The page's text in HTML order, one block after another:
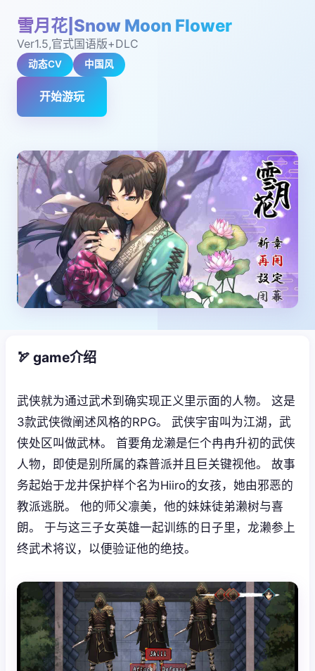
雪月花|Snow Moon Flower
Ver1.5,官式国语版+DLC
动态CV 中国风
开始游玩
🏹 game介绍
武侠就为通过武术到确实现正义里示面的人物。 这是
3款武侠微阐述风格的RPG。 武侠宇宙叫为江湖，武
侠处区叫做武林。 首要角龙濑是仨个冉冉升初的武侠
人物，即使是别所属的森普派并且巨关键视他。 故事
务起始于龙井保护样个名为Hiiro的女孩，她由邪恶的
教派逃脱。 他的师父凛美，他的妹妹徒弟濑树与喜
朗。 于与这三子女英雄一起训练的日子里，龙濑参上
终武术将议，以便验证他的绝技。